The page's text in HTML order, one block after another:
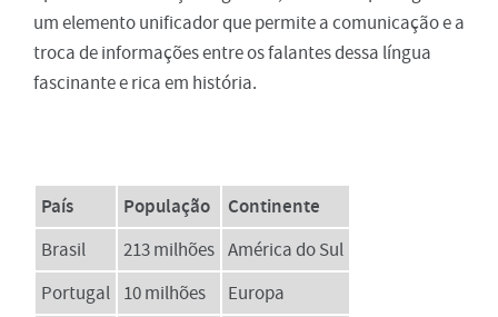
um elemento unificador que permite a comunicação e a
troca de informações entre os falantes dessa língua
fascinante e rica em história.
País População Continente
Brasil 213 milhões América do Sul
Portugal
10 milhões
Europa